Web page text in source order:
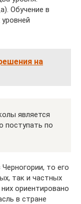
Обучение в
на
является
поступать по
то его
так и частных
ориентировано
в стране